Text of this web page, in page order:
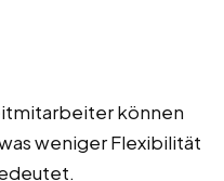
können
weniger Flexibilität